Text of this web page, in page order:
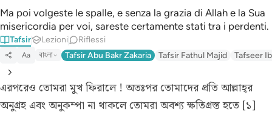
Ma poi volgeste le spalle, e senza la grazia di Allah e la Sua
misericordia per voi, sareste certamente stati tra i perdenti.
Tafsir Lezioni Riflessi
Aa বাংলা Tafsir Abu Bakr Zakaria Tafsir Fathul Majid Tafseer
এরপরেও তোমরা মুখ ফিরালে ! অতঃপর তোমাদের প্রতি আল্লাহ্‌র
অনুগ্রহ এবং অনুকম্পা না থাকলে তোমরা অবশ্য ক্ষতিগ্রস্ত হতে [১]